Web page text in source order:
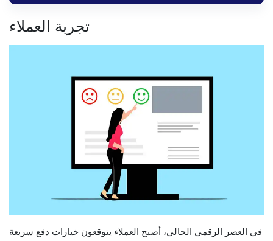
تجربة العملاء
في العصر الرقمي الحالي، أصبح العملاء يتوقعون خيارات دفع سريعة